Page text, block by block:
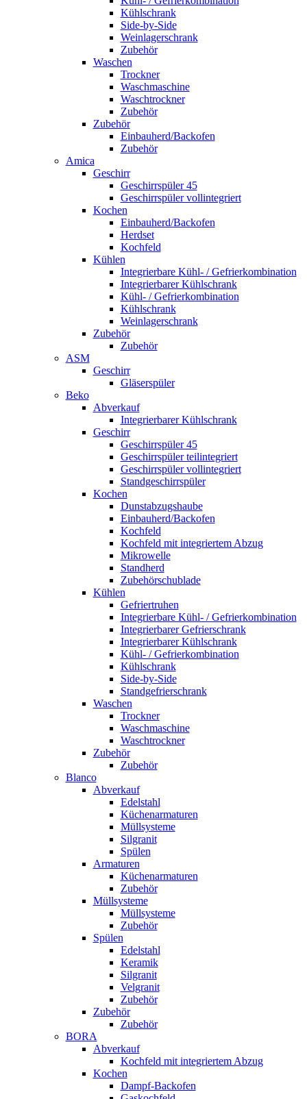
Kühlschrank
Side-by-Side
Weinlagerschrank
Zubehör
Waschen
Trockner
Waschmaschine
Waschtrockner
Zubehör
Zubehör
Einbauherd/Backofen
Zubehör
Amica
Geschirr
Geschirrspüler 45
Geschirrspüler vollintegriert
Kochen
Einbauherd/Backofen
Herdset
Kochfeld
Kühlen
Integrierbare Kühl- / Gefrierkombination
Integrierbarer Kühlschrank
Kühl- / Gefrierkombination
Kühlschrank
Weinlagerschrank
Zubehör
Zubehör
ASM
Geschirr
Gläserspüler
Beko
Abverkauf
Integrierbarer Kühlschrank
Geschirr
Geschirrspüler 45
Geschirrspüler teilintegriert
Geschirrspüler vollintegriert
Standgeschirrspüler
Kochen
Dunstabzugshaube
Einbauherd/Backofen
Kochfeld
Kochfeld mit integriertem Abzug
Mikrowelle
Standherd
Zubehörschublade
Kühlen
Gefriertruhen
Integrierbare Kühl- / Gefrierkombination
Integrierbarer Gefrierschrank
Integrierbarer Kühlschrank
Kühl- / Gefrierkombination
Kühlschrank
Side-by-Side
Standgefrierschrank
Waschen
Trockner
Waschmaschine
Waschtrockner
Zubehör
Zubehör
Blanco
Abverkauf
Edelstahl
Küchenarmaturen
Müllsysteme
Silgranit
Spülen
Armaturen
Küchenarmaturen
Zubehör
Müllsysteme
Müllsysteme
Zubehör
Spülen
Edelstahl
Keramik
Silgranit
Velgranit
Zubehör
Zubehör
Zubehör
BORA
Abverkauf
Kochfeld mit integriertem Abzug
Kochen
Dampf-Backofen